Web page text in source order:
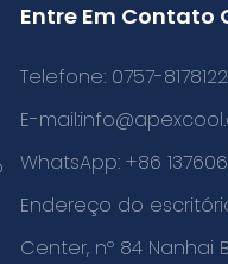
Entre Em Contato
Telefone: 0757-
E-mail:
WhatsApp: +86
Endereço do
Center, nº 84 Nanhai